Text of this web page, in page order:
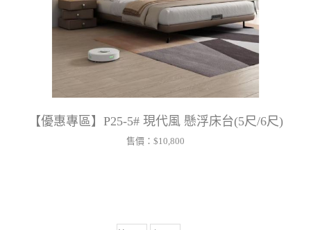
【優惠專區】P25-5# 現代風 懸浮床台(5尺/6尺)
售價： $10,800